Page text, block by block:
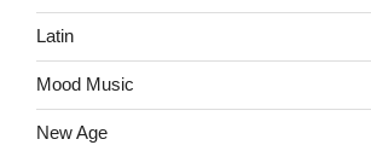
Latin
Mood Music
New Age